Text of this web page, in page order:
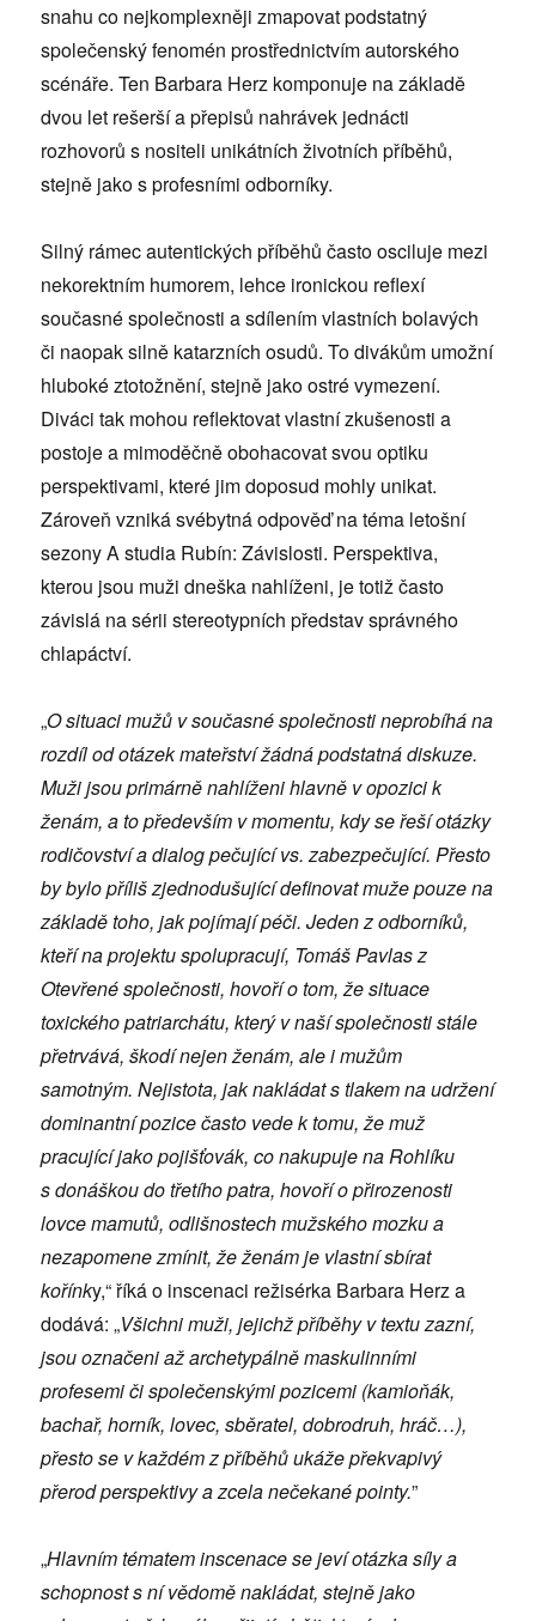
snahu co nejkomplexněji zmapovat podstatný
společenský fenomén prostřednictvím autorského
scénáře. Ten Barbara Herz komponuje na základě
dvou let rešerší a přepisů nahrávek jednácti
rozhovorů s nositeli unikátních životních příběhů,
stejně jako s profesními odborníky.
Silný rámec autentických příběhů často osciluje mezi
nekorektním humorem, lehce ironickou reflexí
současné společnosti a sdílením vlastních bolavých
či naopak silně katarzních osudů. To divákům umožní
hluboké ztotožnění, stejně jako ostré vymezení.
Diváci tak mohou reflektovat vlastní zkušenosti a
postoje a mimoděčně obohacovat svou optiku
perspektivami, které jim doposud mohly unikat.
Zároveň vzniká svébytná odpověď na téma letošní
sezony A studia Rubín: Závislosti. Perspektiva,
kterou jsou muži dneška nahlíženi, je totiž často
závislá na sérii stereotypních představ správného
chlapáctví.
„O situaci mužů v současné společnosti neprobíhá na
rozdíl od otázek mateřství žádná podstatná diskuze.
Muži jsou primárně nahlíženi hlavně v opozici k
ženám, a to především v momentu, kdy se řeší otázky
rodičovství a dialog pečující vs. zabezpečující. Přesto
by bylo příliš zjednodušující definovat muže pouze na
základě toho, jak pojímají péči. Jeden z odborníků,
kteří na projektu spolupracují, Tomáš Pavlas z
Otevřené společnosti, hovoří o tom, že situace
toxického patriarchátu, který v naší společnosti stále
přetrvává, škodí nejen ženám, ale i mužům
samotným. Nejistota, jak nakládat s tlakem na udržení
dominantní pozice často vede k tomu, že muž
pracující jako pojišťovák, co nakupuje na Rohlíku
s donáškou do třetího patra, hovoří o přirozenosti
lovce mamutů, odlišnostech mužského mozku a
nezapomene zmínit, že ženám je vlastní sbírat
kořínky,“ říká o inscenaci režisérka Barbara Herz a
dodává: „Všichni muži, jejichž příběhy v textu zazní,
jsou označeni až archetypálně maskulinními
profesemi či společenskými pozicemi (kamioňák,
bachař, horník, lovec, sběratel, dobrodruh, hráč…),
přesto se v každém z příběhů ukáže překvapivý
přerod perspektivy a zcela nečekané pointy.”
„Hlavním tématem inscenace se jeví otázka síly a
schopnost s ní vědomě nakládat, stejně jako